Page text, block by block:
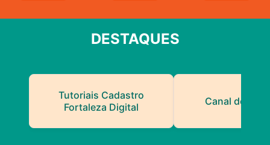
DESTAQUES
Tutoriais Cadastro
Fortaleza Digital
Canal do